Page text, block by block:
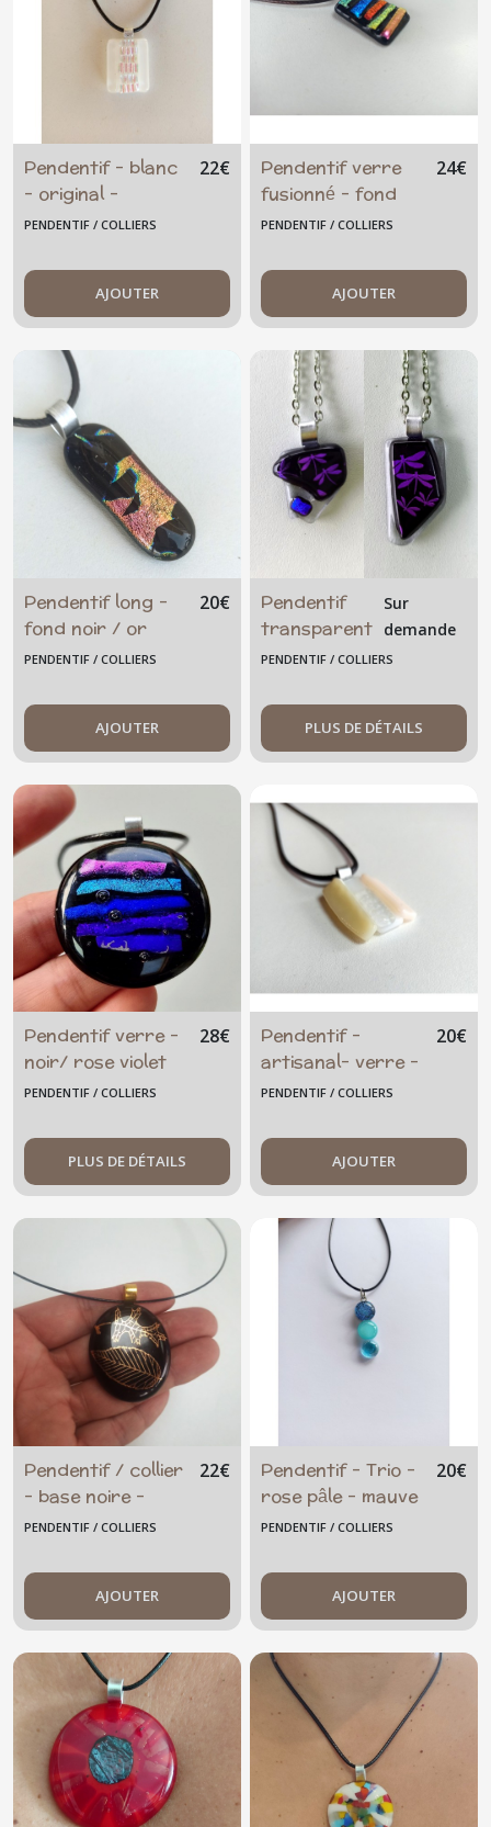
Pendentif - blanc
- original -
transparent et
22€
PENDENTIF / COLLIERS
AJOUTER
Pendentif verre
fusionné - fond
noir - dichroïque-
24€
PENDENTIF / COLLIERS
AJOUTER
Pendentif long -
fond noir / or
rose
20€
PENDENTIF / COLLIERS
AJOUTER
Pendentif
transparent
noir libellule
verre
Sur
demande
PENDENTIF / COLLIERS
PLUS DE DÉTAILS
Pendentif verre -
noir/ rose violet
bleu
28€
PENDENTIF / COLLIERS
PLUS DE DÉTAILS
Pendentif -
artisanal- verre -
blanc crème ivoire
20€
PENDENTIF / COLLIERS
AJOUTER
Pendentif / collier
- base noire -
feuilles dorées
22€
PENDENTIF / COLLIERS
AJOUTER
Pendentif - Trio -
rose pâle - mauve
- violet
20€
PENDENTIF / COLLIERS
AJOUTER